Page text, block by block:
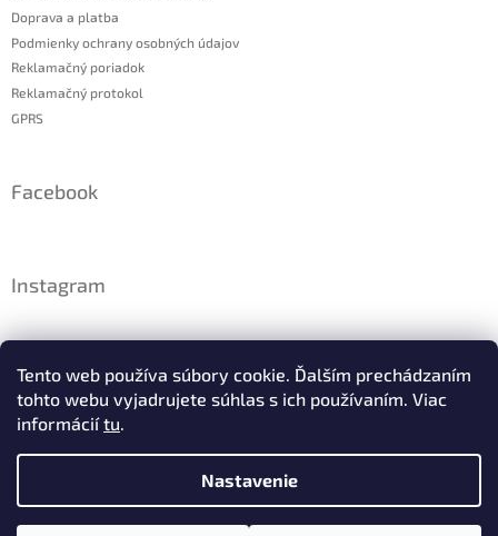
Tento web používa súbory cookie. Ďalším prechádzaním
tohto webu vyjadrujete súhlas s ich používaním. Viac
informáciítu.
Nastavenie
Doprava a platba
Podmienky ochrany osobných údajov
Reklamačný poriadok
Reklamačný protokol
GPRS
Facebook
Instagram
Sledovať na Instagrame